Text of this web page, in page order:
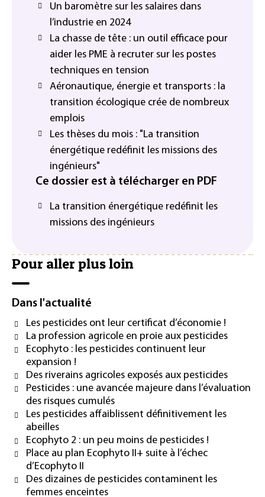
Un baromètre sur les salaires dans
l’industrie en 2024
La chasse de tête : un outil efficace pour
aider les PME à recruter sur les postes
techniques en tension
Aéronautique, énergie et transports : la
transition écologique crée de nombreux
emplois
Les thèses du mois : "La transition
énergétique redéfinit les missions des
ingénieurs"
Ce dossier est à télécharger en PDF
La transition énergétique redéfinit les
missions des ingénieurs
Pour aller plus loin
Dans l'actualité
Les pesticides ont leur certificat d’économie !
La profession agricole en proie aux pesticides
Ecophyto : les pesticides continuent leur
expansion !
Des riverains agricoles exposés aux pesticides
Pesticides : une avancée majeure dans l’évaluation
des risques cumulés
Les pesticides affaiblissent définitivement les
abeilles
Ecophyto 2 : un peu moins de pesticides !
Place au plan Ecophyto II+ suite à l’échec
d’Ecophyto II
Des dizaines de pesticides contaminent les
femmes enceintes